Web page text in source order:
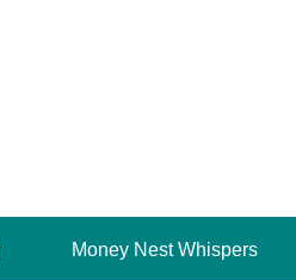
Money Nest Whispers